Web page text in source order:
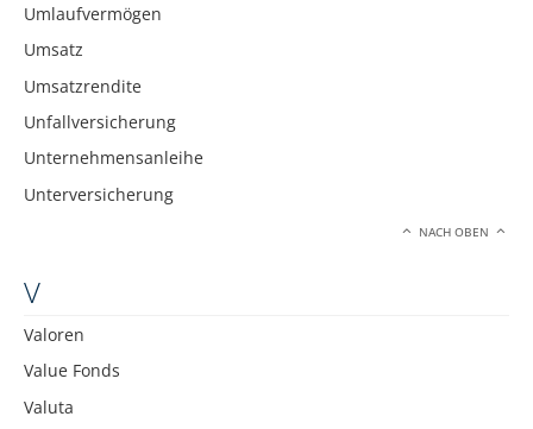
Umlaufvermögen
Umsatz
Umsatzrendite
Unfallversicherung
Unternehmensanleihe
Unterversicherung
NACH OBEN
V
Valoren
Value Fonds
Valuta